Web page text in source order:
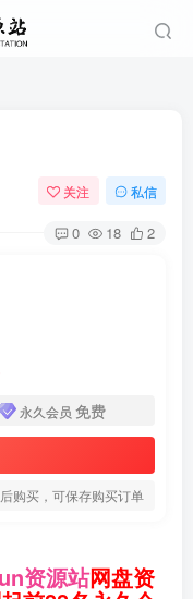
关注 私信
0 18 2
永久会员 免费
购买，可保存购买订单
资源站网盘资